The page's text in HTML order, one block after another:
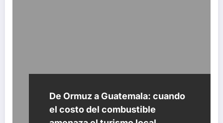
De Ormuz a Guatemala: cuando
el costo del combustible